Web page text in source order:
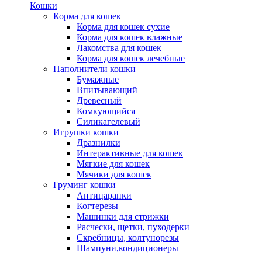
Кошки
Корма для кошек
Корма для кошек сухие
Корма для кошек влажные
Лакомства для кошек
Корма для кошек лечебные
Наполнители кошки
Бумажные
Впитывающий
Древесный
Комкующийся
Силикагелевый
Игрушки кошки
Дразнилки
Интерактивные для кошек
Мягкие для кошек
Мячики для кошек
Груминг кошки
Антицарапки
Когтерезы
Машинки для стрижки
Расчески, щетки, пуходерки
Скребницы, колтунорезы
Шампуни,кондиционеры